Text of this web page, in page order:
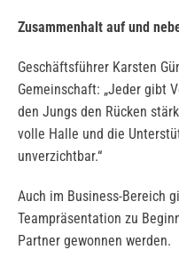
Zusammenhalt auf und
Geschäftsführer Karsten
Gemeinschaft: „Jeder gibt
den Jungs den Rücken
volle Halle und die
unverzichtbar.“
Auch im Business-Bereich
Teampräsentation zu
Partner gewonnen werden.